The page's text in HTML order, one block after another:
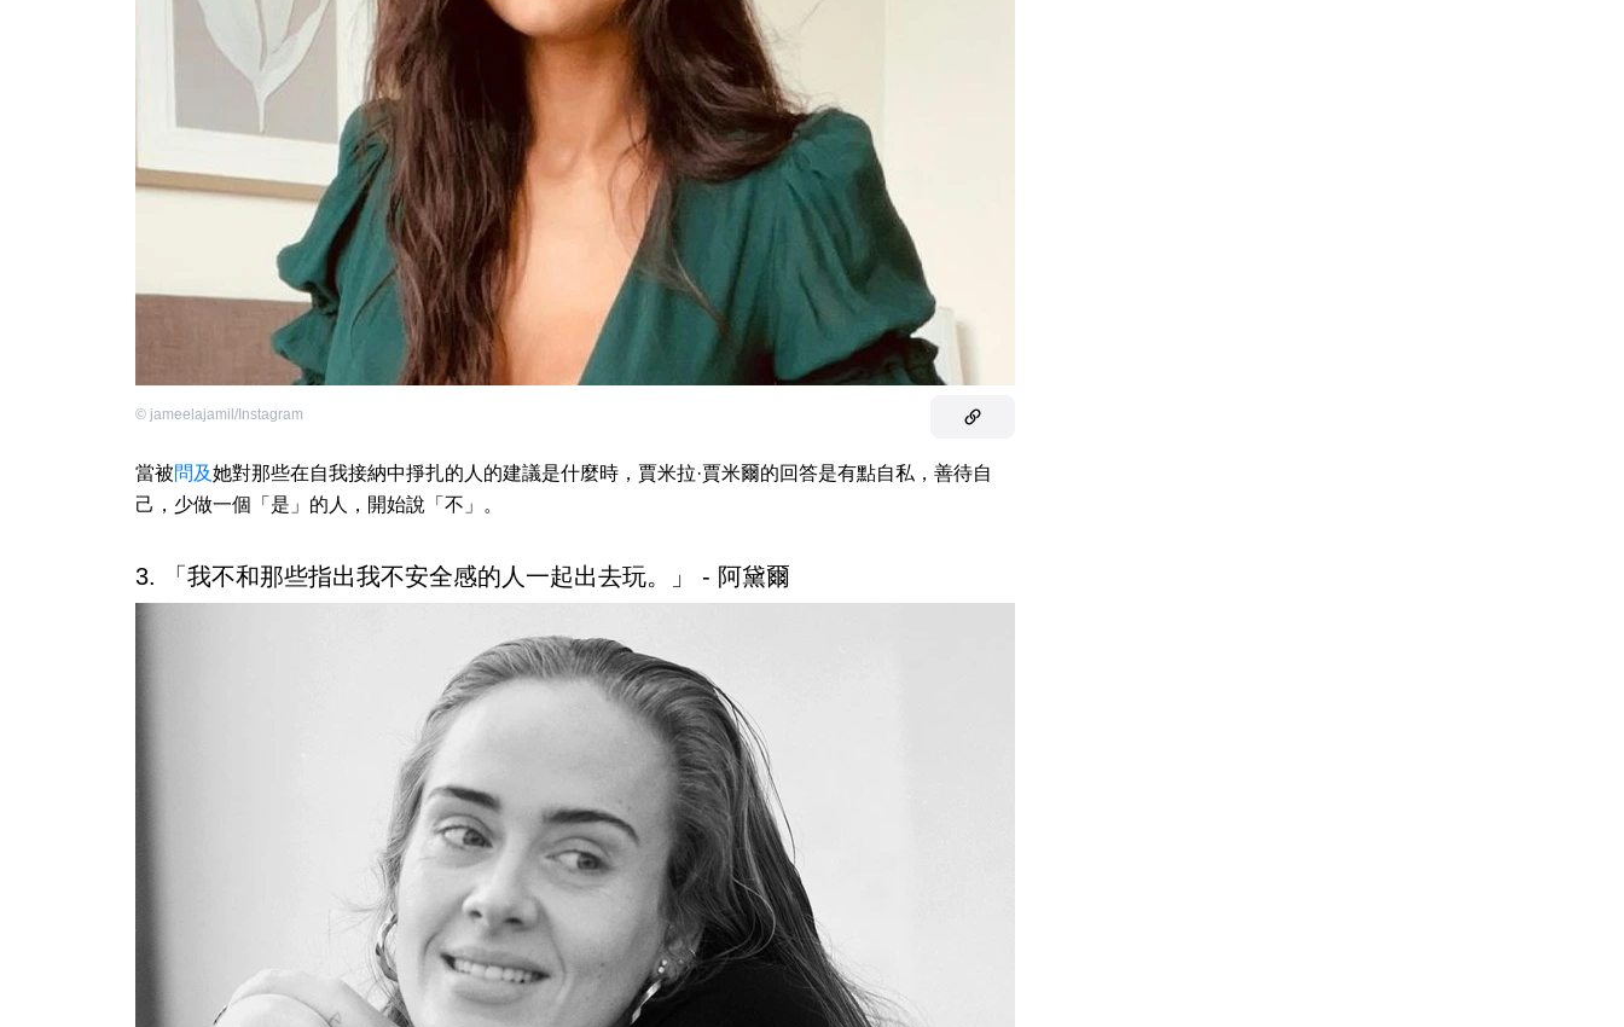
© jameelajamil/Instagram
當被問及她對那些在自我接納中掙扎的人的建議是什麼時，賈米拉·賈米爾的回答是有點自私，善待自
己，少做一個「是」的人，開始說「不」。
3. 「我不和那些指出我不安全感的人一起出去玩。」 - 阿黛爾